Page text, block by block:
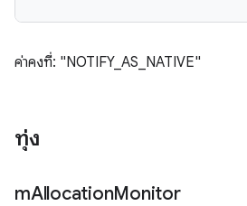
ค่าคงที่: "NOTIFY_AS_NATIVE"
ทุ่ง
mAllocationMonitor